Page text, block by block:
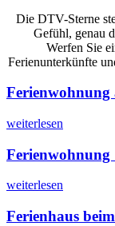
Die DTV-Sterne
Gefühl, genau
Werfen Sie
Ferienunterkünfte
Ferienwohnung
weiterlesen
weiterlesen
Ferienhaus